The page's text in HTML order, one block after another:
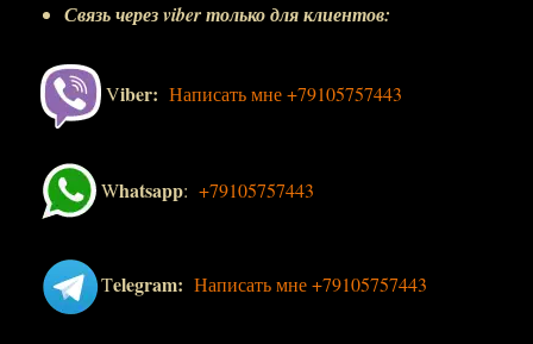
Связь через viber только для клиентов:
Viber:Написать мне +79105757443
Whatsapp:+79105757443
Telegram: Написать мне +79105757443